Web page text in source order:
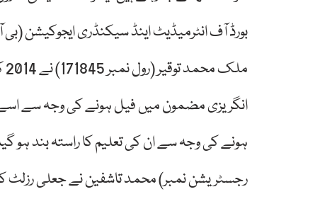
بورڈ آف انٹرمیڈیٹ اینڈ سیکنڈری ایجوکیشن
انگریزی مضمون میں فیل ہونے کی وجہ سے اسے
محمد تاشفین نے جعلی رزلٹ کارڈ